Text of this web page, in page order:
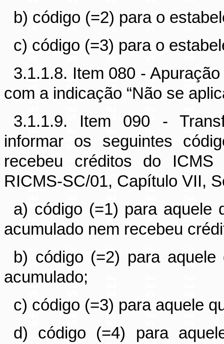
b) código (=2) para o
c) código (=3) para o
3.1.1.8. Item 080 -
com a indicação “Não se
3.1.1.9. Item 090 -
informar os seguintes
recebeu créditos do
RICMS-SC/01, Capítulo VII,
a) código (=1) para aquele
acumulado nem recebeu
b) código (=2) para
acumulado;
c) código (=3) para aquele
d) código (=4) para